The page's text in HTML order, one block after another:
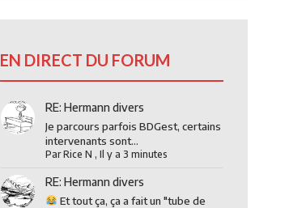
EN DIRECT DU FORUM
RE: Hermann divers
Je parcours parfois BDGest, certains
intervenants sont...
ParRice N , Il y a 3 minutes
RE: Hermann divers
Et tout ça, ça a fait un "tube de